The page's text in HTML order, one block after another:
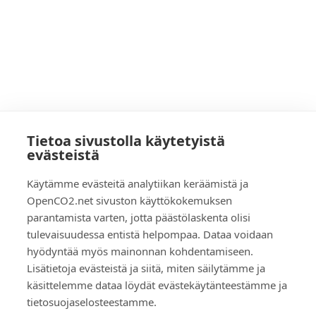
Tietoa sivustolla käytetyistä
evästeistä
Käytämme evästeitä analytiikan keräämistä ja
OpenCO2.net sivuston käyttökokemuksen
parantamista varten, jotta päästölaskenta olisi
tulevaisuudessa entistä helpompaa. Dataa voidaan
hyödyntää myös mainonnan kohdentamiseen.
Lisätietoja evästeistä ja siitä, miten säilytämme ja
käsittelemme dataa löydät evästekäytänteestämme ja
tietosuojaselosteestamme.